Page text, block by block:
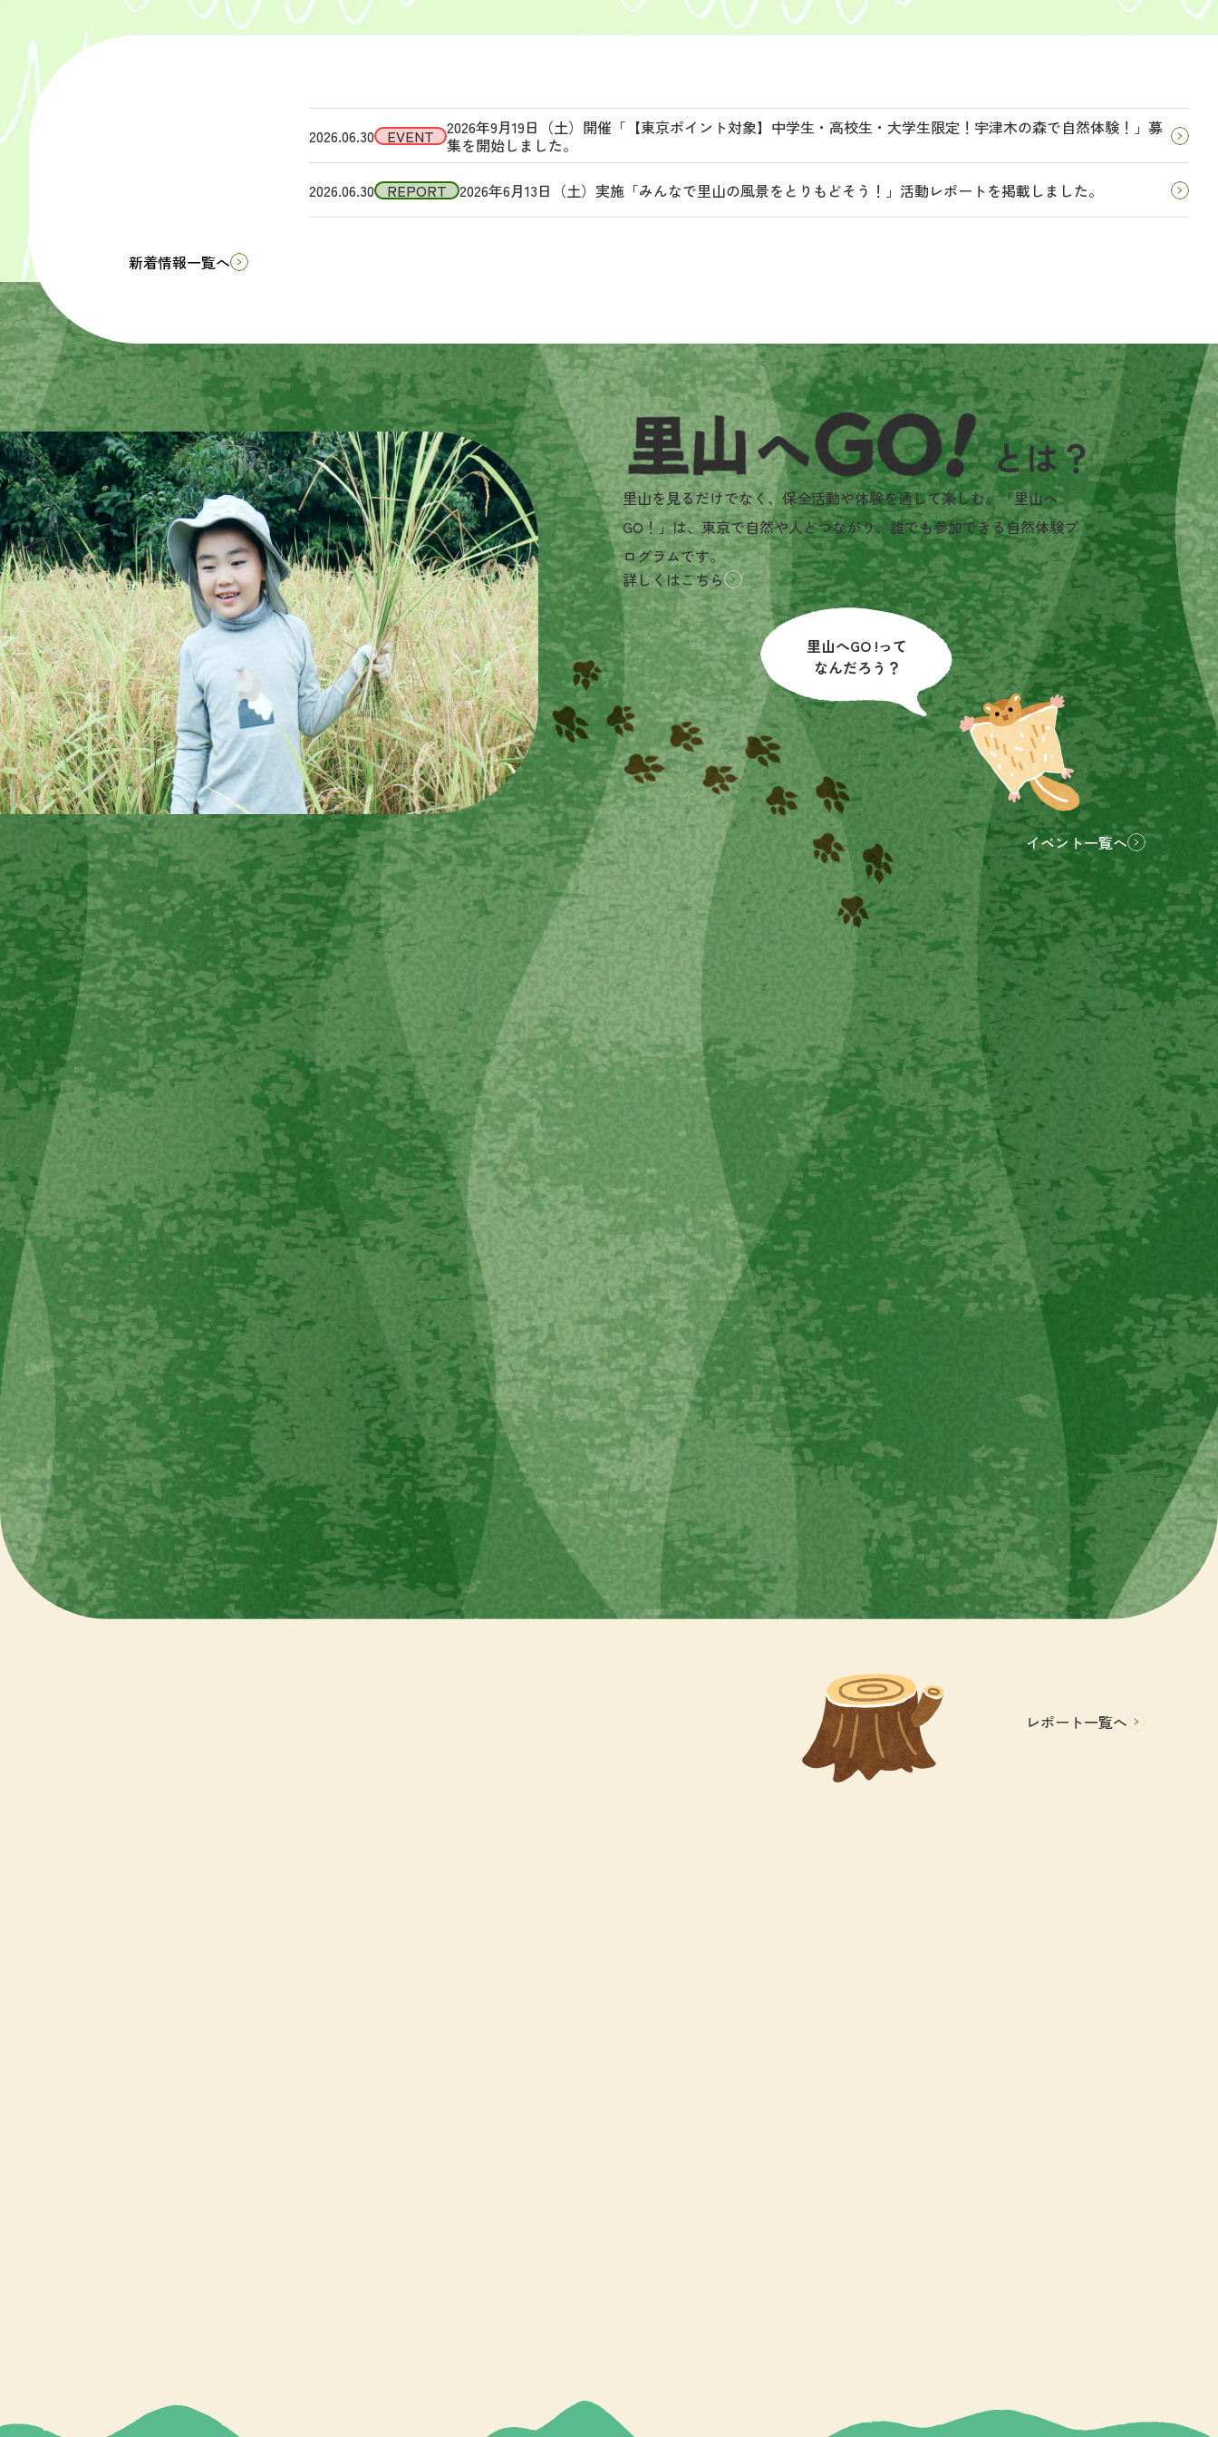
新着情報一覧へ
2026.06.30 EVENT 2026年9月19日（土）開催「【東京ポイント対象】中学生・高校生・大学生限定！宇津木の森で自然体験！」募
集を開始しました。
2026.06.30 REPORT 2026年6月13日（土）実施「みんなで里山の風景をとりもどそう！」活動レポートを掲載しました。
里山へGO!とは？
里山を見るだけでなく、保全活動や体験を通して楽しむ。「里山へ
GO！」は、東京で自然や人とつながり、誰でも参加できる自然体験プ
ログラムです。
詳しくはこちら
里山へGO !って
なんだろう？
イベント一覧へ
レポート一覧へ